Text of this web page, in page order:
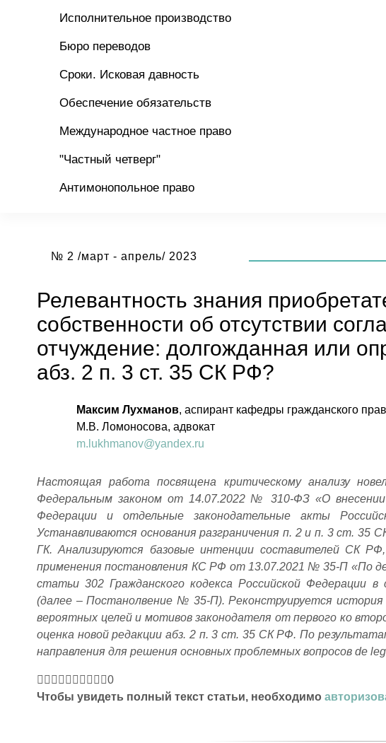
Исполнительное производство
Бюро переводов
Сроки. Исковая давность
Обеспечение обязательств
Международное частное право
"Частный четверг"
Антимонопольное право
№ 2 /март - апрель/ 2023
Релевантность знания
собственности об отсутствии
отчуждение: долгожданная или
абз. 2 п. 3 ст. 35 СК РФ?
Максим Лухманов, аспирант кафедры гражданского
М.В. Ломоносова, адвокат
m.lukhmanov@yandex.ru
Настоящая работа посвящена критическому анализу
Федеральным законом от 14.07.2022 № 310-ФЗ «О
Федерации и отдельные законодательные акты
Устанавливаются основания разграничения п. 2 и п. 3 ст. 35
ГК. Анализируются базовые интенции составителей СК
применения постановления КС РФ от 13.07.2021 № 35-П «По
статьи 302 Гражданского кодекса Российской Федерации
(далее – Постанолвение № 35-П). Реконструируется
вероятных целей и мотивов законодателя от первого ко
оценка новой редакции абз. 2 п. 3 ст. 35 СК РФ. По
направления для решения основных проблемных вопросов de
0
Чтобы увидеть полный текст статьи, необходимо